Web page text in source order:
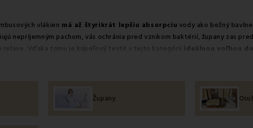
vlákien má až štyrikrát lepšiu absorpciu vody ako bežný
nepríjemným pachom, vás ochránia pred vznikom baktérií, župany zas
relaxe. Vďaka tomu je kúpeľový textil v tejto kategórii ideálnou voľbou
viac, prečítajte si článok
Župany